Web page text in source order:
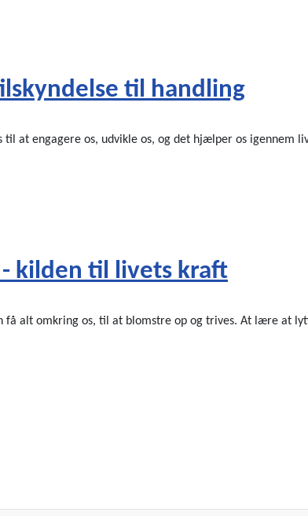
til handling
at engagere os, udvikle os, og det hjælper os igennem
- kilden til livets kraft
få alt omkring os, til at blomstre op og trives. At lære at